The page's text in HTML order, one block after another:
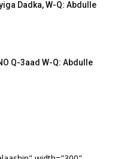
Dadka, W-Q: Abdulle
Q-3aad W-Q: Abdulle